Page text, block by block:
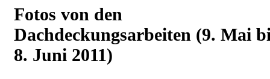
Fotos von den
Dachdeckungsarbeiten (9. Mai
8. Juni 2011)